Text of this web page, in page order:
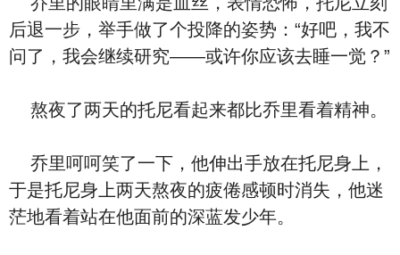
后退一步，举手做了个投降的姿势：“好吧，我不
问了，我会继续研究——或许你应该去睡一觉？”
熬夜了两天的托尼看起来都比乔里看着精神。
乔里呵呵笑了一下，他伸出手放在托尼身上，
于是托尼身上两天熬夜的疲倦感顿时消失，他迷
茫地看着站在他面前的深蓝发少年。